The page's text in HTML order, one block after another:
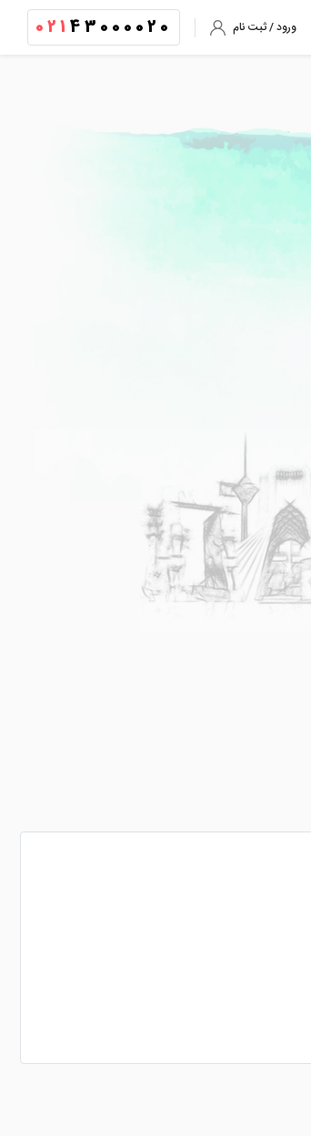
ورود / ثبت نام 021 43000020